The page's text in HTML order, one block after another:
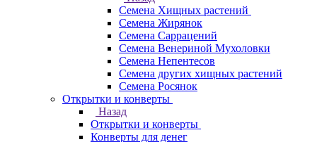
Семена Хищных растений
Семена Жирянок
Семена Саррацений
Семена Венериной Мухоловки
Семена Непентесов
Семена других хищных растений
Семена Росянок
Открытки и конверты
Назад
Открытки и конверты
Конверты для денег